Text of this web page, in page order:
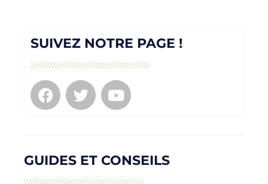
SUIVEZ NOTRE PAGE !
GUIDES ET CONSEILS